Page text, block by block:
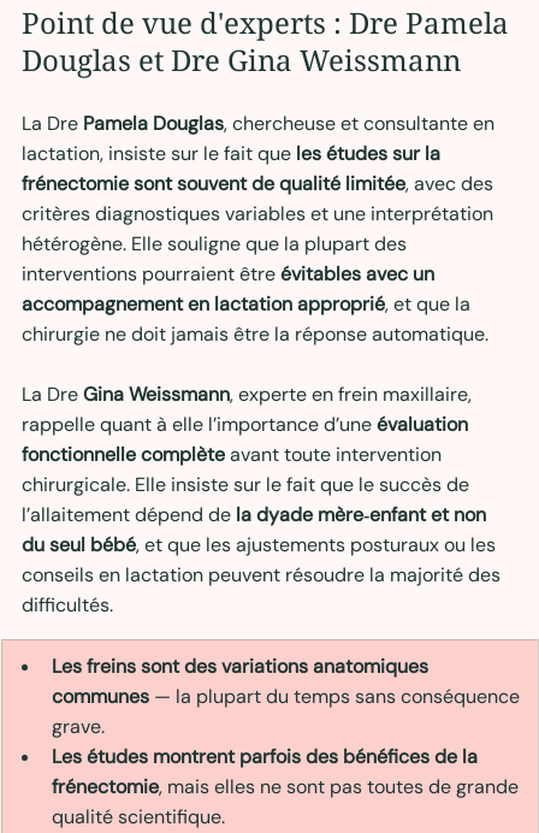
Point de vue d'experts : Dre Pamela
Douglas et Dre Gina Weissmann
La Dre Pamela Douglas, chercheuse et consultante en
lactation, insiste sur le fait que les études sur la
frénectomie sont souvent de qualité limitée, avec des
critères diagnostiques variables et une interprétation
hétérogène. Elle souligne que la plupart des
interventions pourraient être évitables avec un
accompagnement en lactation approprié, et que la
chirurgie ne doit jamais être la réponse automatique.
La Dre Gina Weissmann, experte en frein maxillaire,
rappelle quant à elle l’importance d’une évaluation
fonctionnelle complète avant toute intervention
chirurgicale. Elle insiste sur le fait que le succès de
l’allaitement dépend de la dyade mère‑enfant et non
du seul bébé, et que les ajustements posturaux ou les
conseils en lactation peuvent résoudre la majorité des
difficultés.
Les freins sont des variations anatomiques
communes — la plupart du temps sans conséquence
grave.
Les études montrent parfois des bénéfices de la
frénectomie, mais elles ne sont pas toutes de grande
qualité scientifique.